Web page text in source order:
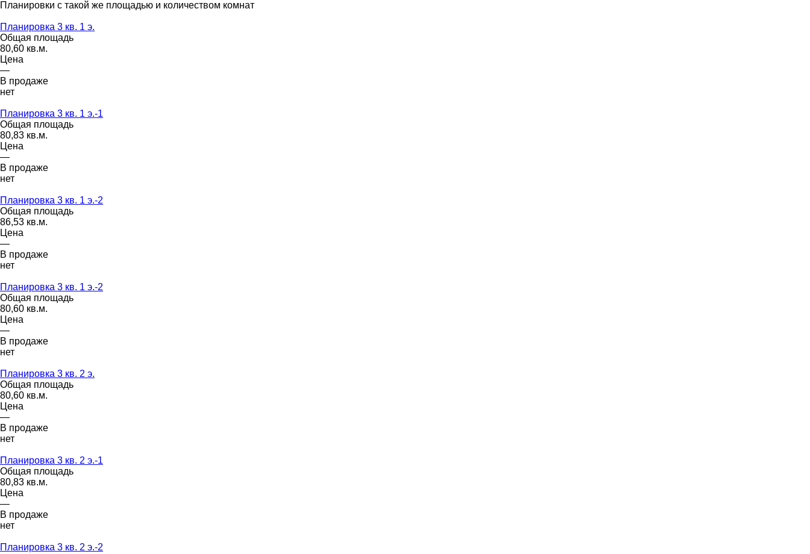
Планировки с такой же площадью и количеством комнат
Планировка 3 кв. 1 э.
Общая площадь
80,60 кв.м.
Цена
—
В продаже
нет
Планировка 3 кв. 1 э.-1
Общая площадь
80,83 кв.м.
Цена
—
В продаже
нет
Планировка 3 кв. 1 э.-2
Общая площадь
86,53 кв.м.
Цена
—
В продаже
нет
Планировка 3 кв. 1 э.-2
Общая площадь
80,60 кв.м.
Цена
—
В продаже
нет
Планировка 3 кв. 2 э.
Общая площадь
80,60 кв.м.
Цена
—
В продаже
нет
Планировка 3 кв. 2 э.-1
Общая площадь
80,83 кв.м.
Цена
—
В продаже
нет
Планировка 3 кв. 2 э.-2